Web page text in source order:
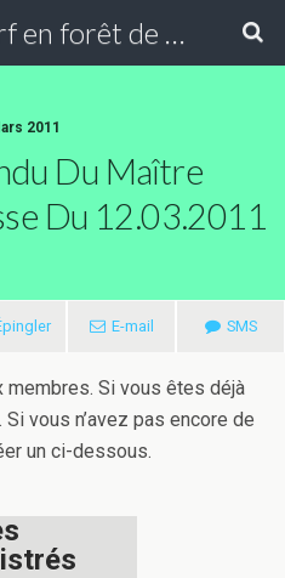
Vénerie du cerf en forêt de Compiègne
2011
Du Maître
Du 12.03.2011
E-mail SMS
membres. Si vous êtes déjà
vous n’avez pas encore de
un ci-dessous.